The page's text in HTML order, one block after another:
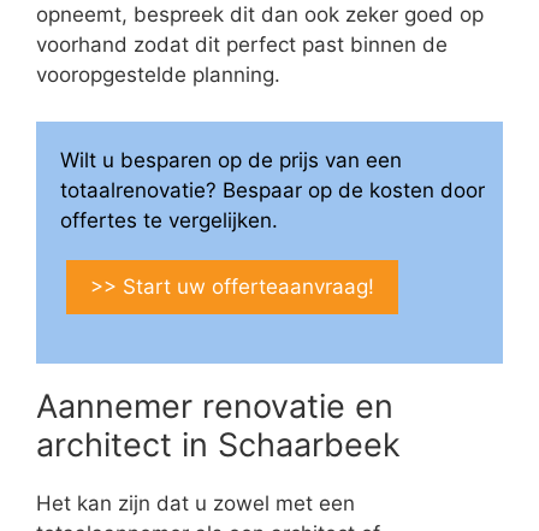
opneemt, bespreek dit dan ook zeker goed op
voorhand zodat dit perfect past binnen de
vooropgestelde planning.
Wilt u besparen op de prijs van een
totaalrenovatie? Bespaar op de kosten door
offertes te vergelijken.
>> Start uw offerteaanvraag!
Aannemer renovatie en
architect in Schaarbeek
Het kan zijn dat u zowel met een